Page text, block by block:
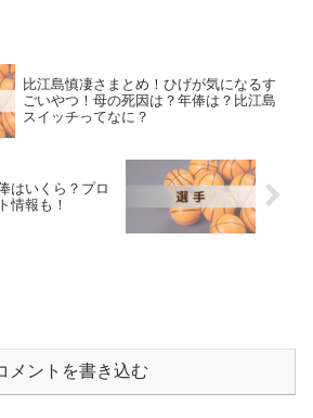
比江島慎凄さまとめ！ひげが気になるす
ごいやつ！母の死因は？年俸は？比江島
スイッチってなに？
はいくら？プロ
情報も！
メントを書き込む